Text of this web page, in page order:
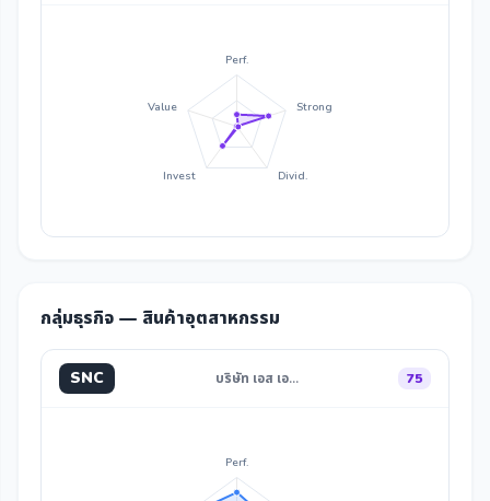
Perf.
Strong
Divid.
Invest
Value
กลุ่มธุรกิจ — สินค้าอุตสาหกรรม
SNC บริษัท เอส เอ… 75
Perf.